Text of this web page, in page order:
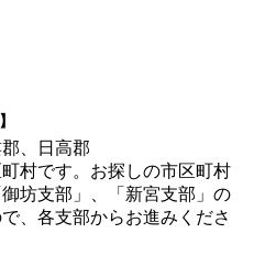
、日高郡
村です。お探しの市区町村
坊支部」、「新宮支部」の
、各支部からお進みくださ